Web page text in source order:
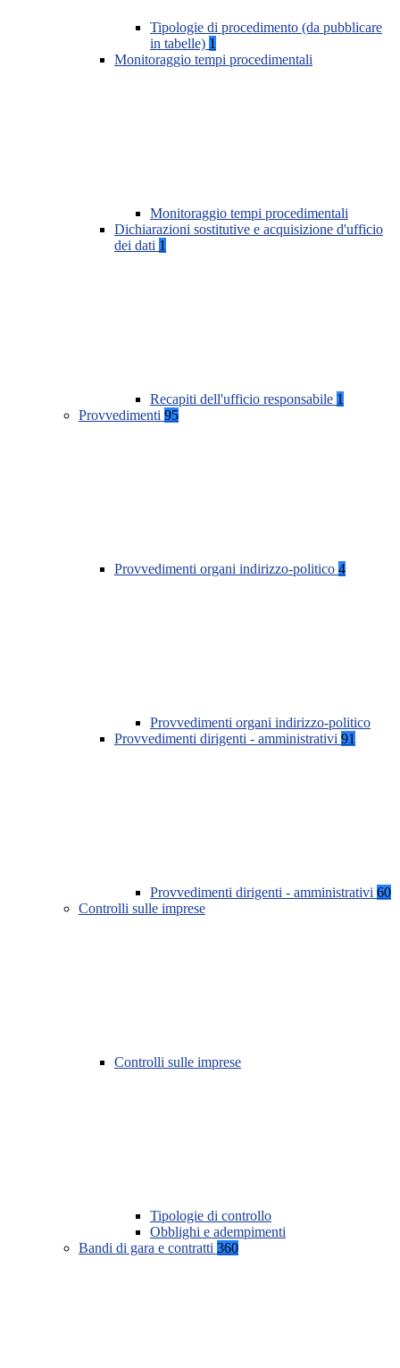
Tipologie di procedimento (da pubblicare
in tabelle) 1
Monitoraggio tempi procedimentali
Monitoraggio tempi procedimentali
Dichiarazioni sostitutive e acquisizione d'ufficio
dei dati 1
Recapiti dell'ufficio responsabile 1
Provvedimenti 95
Provvedimenti organi indirizzo-politico 4
Provvedimenti organi indirizzo-politico
Provvedimenti dirigenti - amministrativi 91
Provvedimenti dirigenti - amministrativi 60
Controlli sulle imprese
Controlli sulle imprese
Tipologie di controllo
Obblighi e adempimenti
Bandi di gara e contratti 360